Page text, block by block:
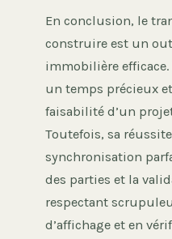
En conclusion, le
construire est un
immobilière
un temps précieux
faisabilité d’un
Toutefois, sa
synchronisation
des parties et la
respectant
d’affichage et en